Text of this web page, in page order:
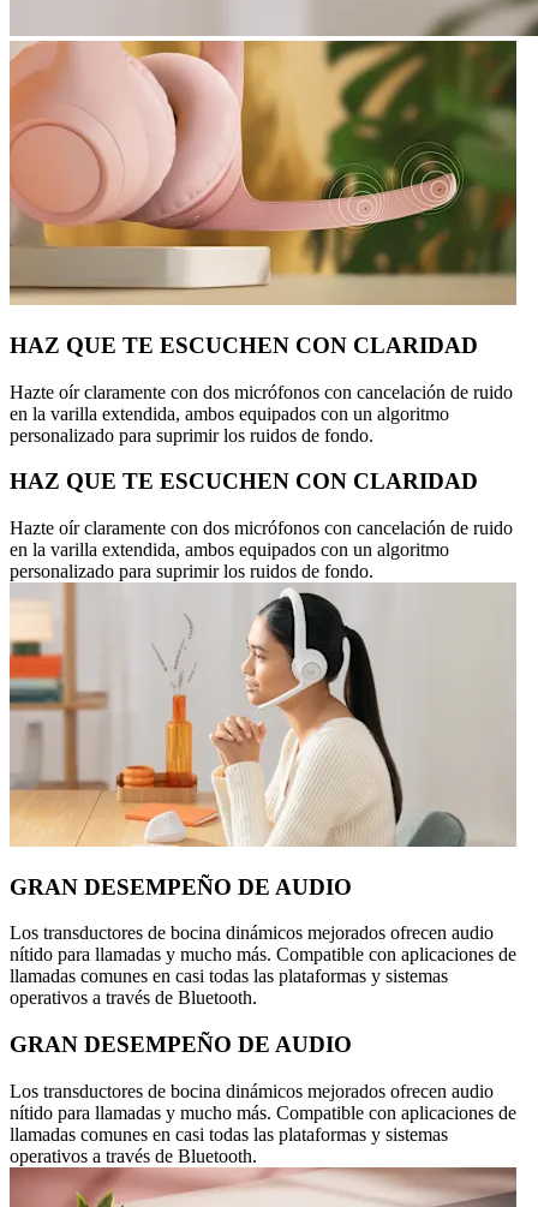
HAZ QUE TE ESCUCHEN CON CLARIDAD
Hazte oír claramente con dos micrófonos con cancelación de ruido
en la varilla extendida, ambos equipados con un algoritmo
personalizado para suprimir los ruidos de fondo.
HAZ QUE TE ESCUCHEN CON CLARIDAD
Hazte oír claramente con dos micrófonos con cancelación de ruido
en la varilla extendida, ambos equipados con un algoritmo
personalizado para suprimir los ruidos de fondo.
GRAN DESEMPEÑO DE AUDIO
Los transductores de bocina dinámicos mejorados ofrecen audio
nítido para llamadas y mucho más. Compatible con aplicaciones de
llamadas comunes en casi todas las plataformas y sistemas
operativos a través de Bluetooth.
GRAN DESEMPEÑO DE AUDIO
Los transductores de bocina dinámicos mejorados ofrecen audio
nítido para llamadas y mucho más. Compatible con aplicaciones de
llamadas comunes en casi todas las plataformas y sistemas
operativos a través de Bluetooth.